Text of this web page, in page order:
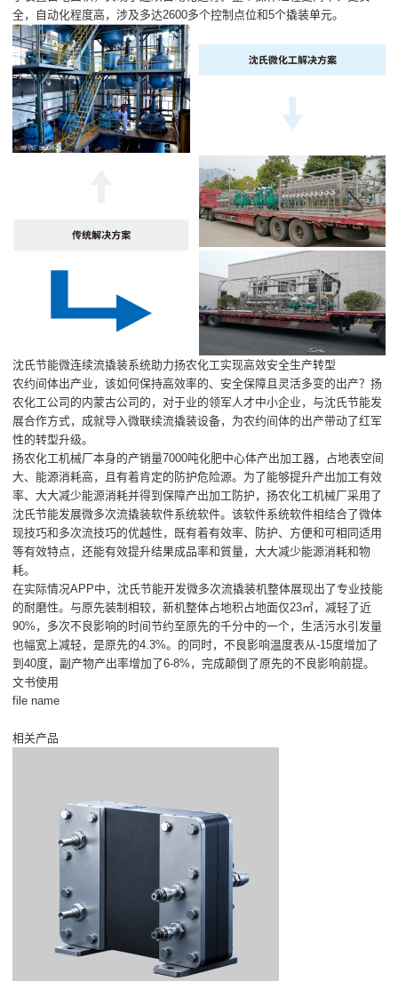
全，自动化程度高，涉及多达2600多个控制点位和5个撬装单元。
沈氏节能微连续流撬装系统助力扬农化工实现高效安全生产转型
农约间体出产业，该如何保持高效率的、安全保障且灵活多变的出产？扬
农化工公司的内蒙古公司的，对于业的领军人才中小企业，与沈氏节能发
展合作方式，成就导入微联续流撬装设备，为农约间体的出产带动了红军
性的转型升级。
扬农化工机械厂本身的产销量7000吨化肥中心体产出加工器，占地表空间
大、能源消耗高，且有着肯定的防护危险源。为了能够提升产出加工有效
率、大大减少能源消耗并得到保障产出加工防护，扬农化工机械厂采用了
沈氏节能发展微多次流撬装软件系统软件。该软件系统软件相结合了微体
现技巧和多次流技巧的优越性，既有着有效率、防护、方便和可相同适用
等有效特点，还能有效提升结果成品率和質量，大大减少能源消耗和物
耗。
在实际情况APP中，沈氏节能开发微多次流撬装机整体展现出了专业技能
的耐磨性。与原先装制相较，新机整体占地积占地面仅23㎡，减轻了近
90%，多次不良影响的时间节约至原先的千分中的一个，生活污水引发量
也幅宽上减轻，是原先的4.3%。的同时，不良影响温度表从-15度增加了
到40度，副产物产出率增加了6-8%，完成颠倒了原先的不良影响前提。
文书使用
file name
相关产品